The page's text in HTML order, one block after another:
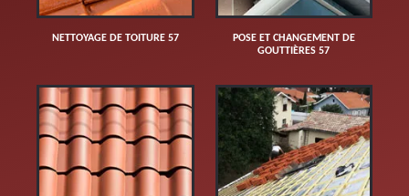
NETTOYAGE DE TOITURE 57
POSE ET CHANGEMENT DE
GOUTTIÈRES 57